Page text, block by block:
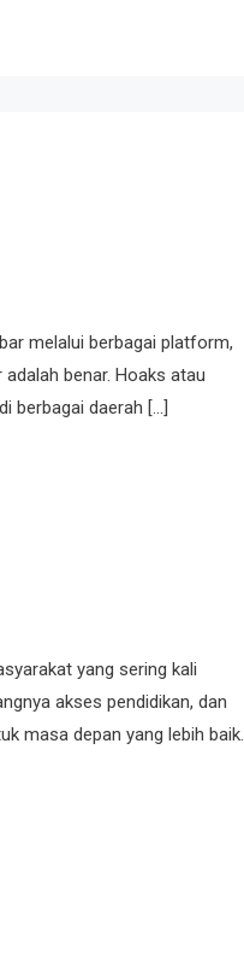
melalui berbagai platform,
benar. Hoaks atau
berbagai daerah […]
yang sering kali
akses pendidikan, dan
masa depan yang lebih baik.